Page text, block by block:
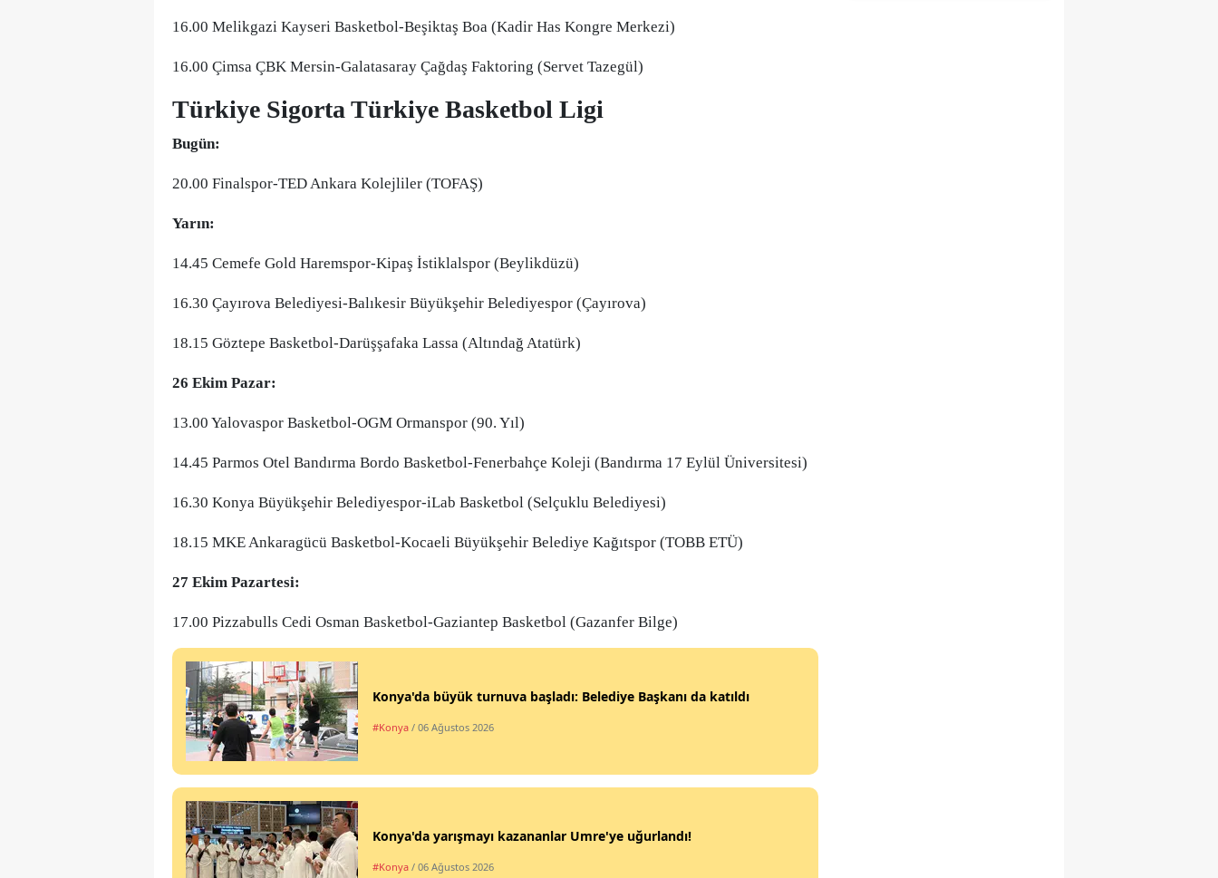
Konya
Kütahya
Nevşehir
Sakarya
Samsun
Siirt
Sivas
Tekirdağ
Tokat
Uşak
16.00 Melikgazi Kayseri Basketbol-Beşiktaş Boa (Kadir Has Kongre Merkezi)
16.00 Çimsa ÇBK Mersin-Galatasaray Çağdaş Faktoring (Servet Tazegül)
Türkiye Sigorta Türkiye Basketbol Ligi
Bugün:
20.00 Finalspor-TED Ankara Kolejliler (TOFAŞ)
Yarın:
14.45 Cemefe Gold Haremspor-Kipaş İstiklalspor (Beylikdüzü)
16.30 Çayırova Belediyesi-Balıkesir Büyükşehir Belediyespor (Çayırova)
18.15 Göztepe Basketbol-Darüşşafaka Lassa (Altındağ Atatürk)
26 Ekim Pazar:
13.00 Yalovaspor Basketbol-OGM Ormanspor (90. Yıl)
14.45 Parmos Otel Bandırma Bordo Basketbol-Fenerbahçe Koleji (Bandırma 17 Eylül Üniversitesi)
16.30 Konya Büyükşehir Belediyespor-iLab Basketbol (Selçuklu Belediyesi)
18.15 MKE Ankaragücü Basketbol-Kocaeli Büyükşehir Belediye Kağıtspor (TOBB ETÜ)
27 Ekim Pazartesi:
17.00 Pizzabulls Cedi Osman Basketbol-Gaziantep Basketbol (Gazanfer Bilge)
Konya'da büyük turnuva başladı: Belediye Başkanı da katıldı
#Konya / 06 Ağustos 2026
Konya'da yarışmayı kazananlar Umre'ye uğurlandı!
#Konya / 06 Ağustos 2026